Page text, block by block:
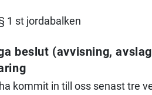
1 st jordabalken
beslut (avvisning,
kommit in till oss senast tre